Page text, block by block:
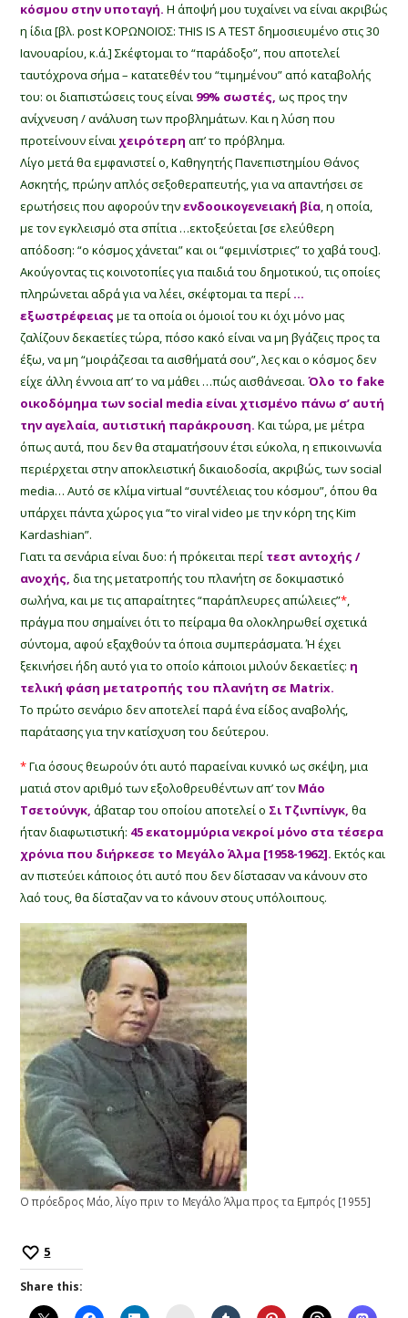
κόσμου στην υποταγή. Η άποψή μου τυχαίνει να είναι ακριβώς
η ίδια [βλ. post ΚΟΡΩΝΟΪΟΣ: THIS IS A TEST δημοσιευμένο στις 30
Ιανουαρίου, κ.ά.] Σκέφτομαι το “παράδοξο”, που αποτελεί
ταυτόχρονα σήμα – κατατεθέν του “τιμημένου” από καταβολής
του: οι διαπιστώσεις τους είναι 99% σωστές, ως προς την
ανίχνευση / ανάλυση των προβλημάτων. Και η λύση που
προτείνουν είναι χειρότερη απ’ το πρόβλημα.
Λίγο μετά θα εμφανιστεί ο, Καθηγητής Πανεπιστημίου Θάνος
Ασκητής, πρώην απλός σεξοθεραπευτής, για να απαντήσει σε
ερωτήσεις που αφορούν τηνενδοοικογενειακή βία, η οποία,
με τον εγκλεισμό στα σπίτια …εκτοξεύεται [σε ελεύθερη
απόδοση: “ο κόσμος χάνεται” και οι “φεμινίστριες” το χαβά τους].
Ακούγοντας τις κοινοτοπίες για παιδιά του δημοτικού, τις οποίες
πληρώνεται αδρά για να λέει, σκέφτομαι τα περί …
εξωστρέφειας με τα οποία οι όμοιοί του κι όχι μόνο μας
ζαλίζουν δεκαετίες τώρα, πόσο κακό είναι να μη βγάζεις προς τα
έξω, να μη “μοιράζεσαι τα αισθήματά σου”, λες και ο κόσμος δεν
είχε άλλη έννοια απ’ το να μάθει …πώς αισθάνεσαι.Όλο το fake
οικοδόμημα των social media είναι χτισμένο πάνω σ’ αυτή
την αγελαία, αυτιστική παράκρουση. Και τώρα, με μέτρα
όπως αυτά, που δεν θα σταματήσουν έτσι εύκολα, η επικοινωνία
περιέρχεται στην αποκλειστική δικαιοδοσία, ακριβώς, των social
media… Αυτό σε κλίμα virtual “συντέλειας του κόσμου”, όπου θα
υπάρχει πάντα χώρος για “το viral video με την κόρη της Kim
Kardashian”.
Γιατι τα σενάρια είναι δυο: ή πρόκειται περί τεστ αντοχής /
ανοχής, δια της μετατροπής του πλανήτη σε δοκιμαστικό
σωλήνα, και με τις απαραίτητες “παράπλευρες απώλειες”*,
πράγμα που σημαίνει ότι το πείραμα θα ολοκληρωθεί σχετικά
σύντομα, αφού εξαχθούν τα όποια συμπεράσματα. Ή έχει
ξεκινήσει ήδη αυτό για το οποίο κάποιοι μιλούν δεκαετίες: η
τελική φάση μετατροπής του πλανήτη σε Matrix.
Το πρώτο σενάριο δεν αποτελεί παρά ένα είδος αναβολής,
παράτασης για την κατίσχυση του δεύτερου.
*Για όσους θεωρούν ότι αυτό παραείναι κυνικό ως σκέψη, μια
ματιά στον αριθμό των εξολοθρευθέντων απ’ τον Μάο
Τσετούνγκ, άβαταρ του οποίου αποτελεί ο Σι Τζινπίνγκ, θα
ήταν διαφωτιστική: 45 εκατομμύρια νεκροί μόνο στα τέσερα
χρόνια που διήρκεσε το Μεγάλο Άλμα [1958-1962]. Εκτός και
αν πιστεύει κάποιος ότι αυτό που δεν δίστασαν να κάνουν στο
λαό τους, θα δίσταζαν να το κάνουν στους υπόλοιπους.
Ο πρόεδρος Μάο, λίγο πριν το Μεγάλο Άλμα προς τα Εμπρός [1955]
5
Share this: